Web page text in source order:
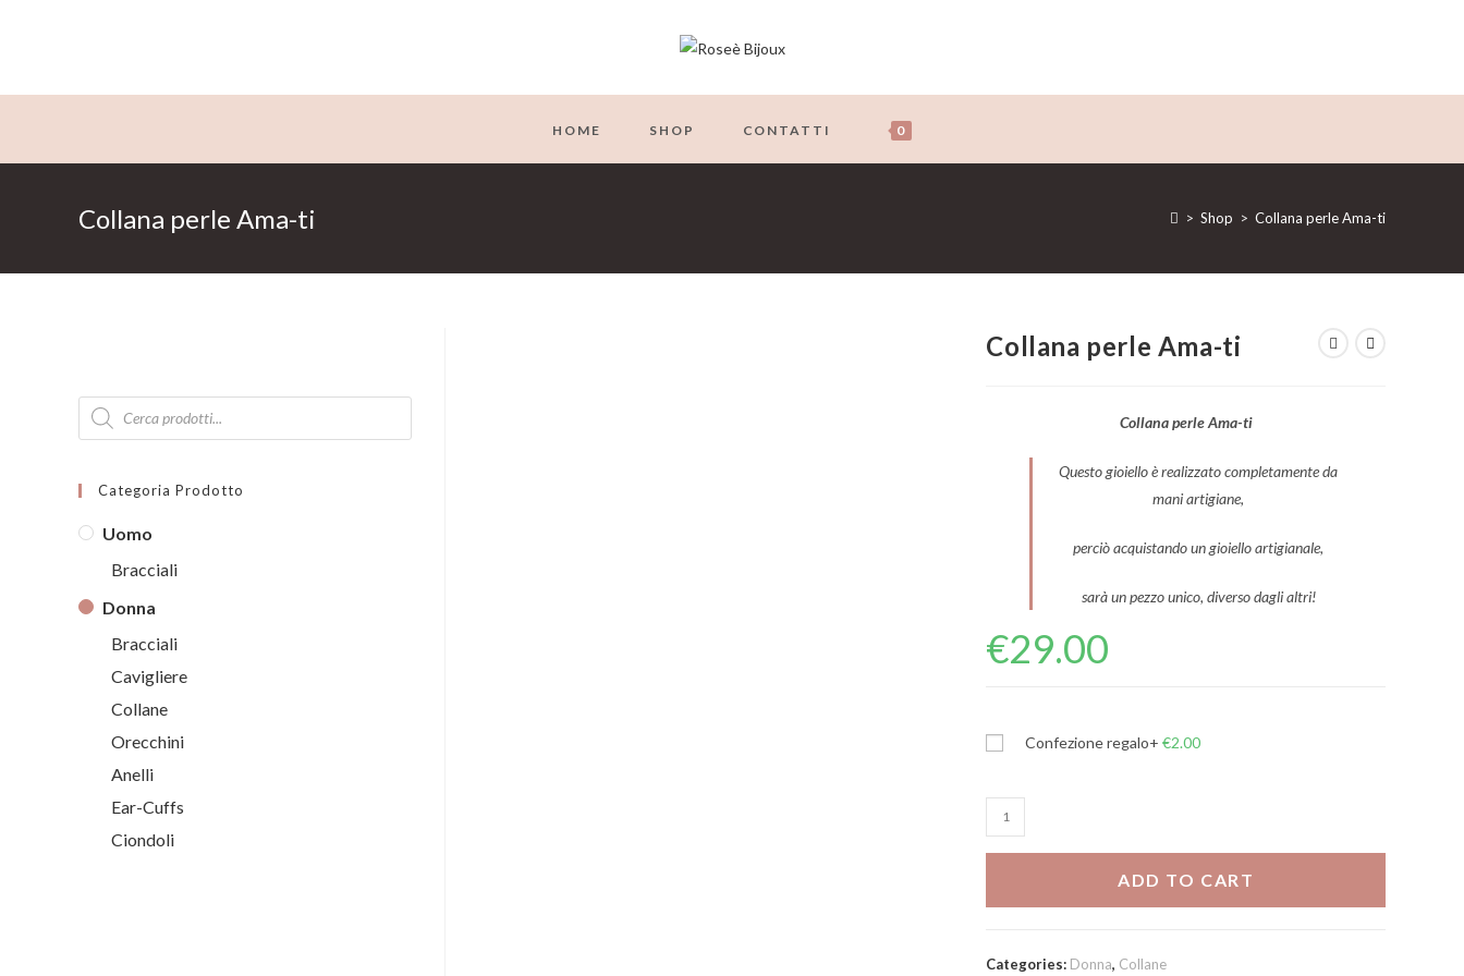
HOME SHOP CONTATTI 0
Collana perle Ama-ti > Shop > Collana perle Ama-ti
Collana perle Ama-ti
Collana perle Ama-ti
Questo gioiello è realizzato completamente da
mani artigiane,
perciò acquistando un gioiello artigianale,
sarà un pezzo unico, diverso dagli altri!
€29.00
Confezione regalo+ €2.00
Collana
perle
ADD TO CART
Categories: Donna, Collane
Products
search
Categoria Prodotto
Uomo
Bracciali
Donna
Bracciali
Cavigliere
Collane
Orecchini
Anelli
Ear-Cuffs
Ciondoli